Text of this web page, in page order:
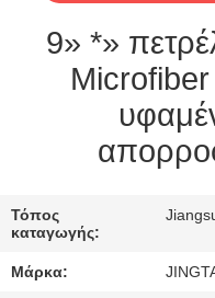
ΠΟΙΌΤΗΤΑΣ
ΕΙΔΉΣΕΙΣ
9» *»
Τόπος
καταγωγής:
Μάρκα: